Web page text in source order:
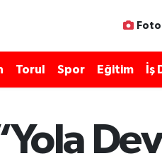
Torul Spor Eğitim İş